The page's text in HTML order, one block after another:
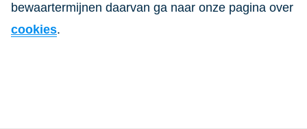
bewaartermijnen daarvan ga naar onze pagina over
cookies.